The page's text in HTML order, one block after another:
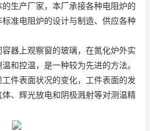
生产厂家，本厂承接各种电阻炉的
准电阻炉的设计与制造、供应各种
器上观察窗的玻璃，在氮化炉外实
和控温，是一种较为先进的方法。
件表面状况的变化，工件表面的发
、辉光放电和阴极溅射等对测温精